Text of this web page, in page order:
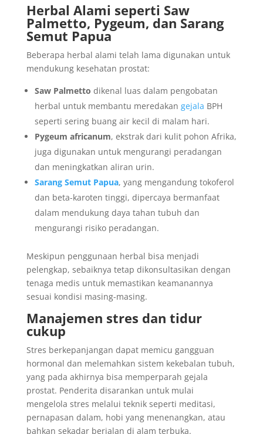
Herbal Alami seperti Saw
Palmetto, Pygeum, dan Sarang
Semut Papua
Beberapa herbal alami telah lama digunakan untuk
mendukung kesehatan prostat:
Saw Palmetto dikenal luas dalam pengobatan
herbal untuk membantu meredakan gejala BPH
seperti sering buang air kecil di malam hari.
Pygeum africanum, ekstrak dari kulit pohon Afrika,
juga digunakan untuk mengurangi peradangan
dan meningkatkan aliran urin.
Sarang Semut Papua, yang mengandung tokoferol
dan beta-karoten tinggi, dipercaya bermanfaat
dalam mendukung daya tahan tubuh dan
mengurangi risiko peradangan.
Meskipun penggunaan herbal bisa menjadi
pelengkap, sebaiknya tetap dikonsultasikan dengan
tenaga medis untuk memastikan keamanannya
sesuai kondisi masing-masing.
Manajemen stres dan tidur
cukup
Stres berkepanjangan dapat memicu gangguan
hormonal dan melemahkan sistem kekebalan tubuh,
yang pada akhirnya bisa memperparah gejala
prostat. Penderita disarankan untuk mulai
mengelola stres melalui teknik seperti meditasi,
pernapasan dalam, hobi yang menenangkan, atau
bahkan sekadar berjalan di alam terbuka.